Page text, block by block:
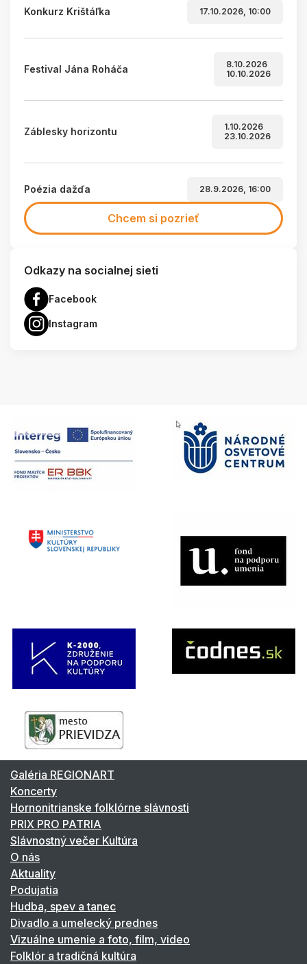
Konkurz Krištáľka 17.10.2026, 10:00
Festival Jána Roháča
8.10.2026
10.10.2026
Záblesky horizontu
1.10.2026
23.10.2026
Poézia dažďa 28.9.2026, 16:00
Chcem si pozrieť
Odkazy na socialnej sieti
Facebook
Instagram
Galéria REGIONART
Koncerty
Hornonitrianske folklórne slávnosti
PRIX PRO PATRIA
Slávnostný večer Kultúra
O nás
Aktuality
Podujatia
Hudba, spev a tanec
Divadlo a umelecký prednes
Vizuálne umenie a foto, film, video
Folklór a tradičná kultúra